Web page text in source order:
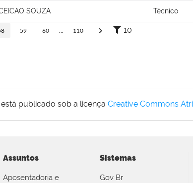
SOUZA Técnico
59 60 110 10
publicado sob a licença Creative Commons
Assuntos
Aposentadoria e
Sistemas
Gov Br